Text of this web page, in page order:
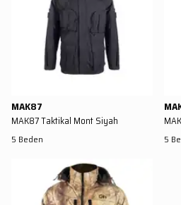
MAK87
MAK87 Taktikal Mont Siyah
5 Beden 5